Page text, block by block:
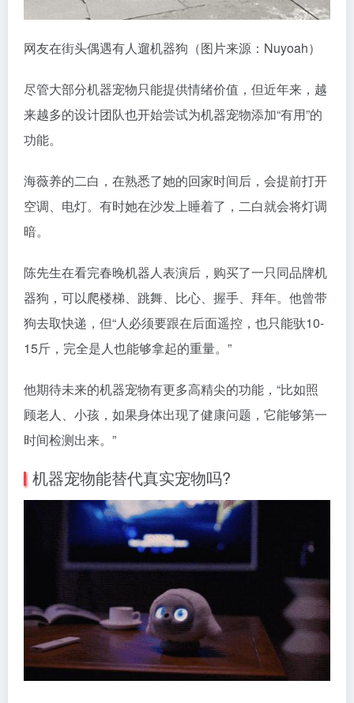
网友在街头偶遇有人遛机器狗（图片来源：Nuyoah）
尽管大部分机器宠物只能提供情绪价值，但近年来，越
来越多的设计团队也开始尝试为机器宠物添加“有用”的
功能。
海薇养的二白，在熟悉了她的回家时间后，会提前打开
空调、电灯。有时她在沙发上睡着了，二白就会将灯调
暗。
陈先生在看完春晚机器人表演后，购买了一只同品牌机
器狗，可以爬楼梯、跳舞、比心、握手、拜年。他曾带
狗去取快递，但“人必须要跟在后面遥控，也只能驮10-
15斤，完全是人也能够拿起的重量。”
他期待未来的机器宠物有更多高精尖的功能，“比如照
顾老人、小孩，如果身体出现了健康问题，它能够第一
时间检测出来。”
机器宠物能替代真实宠物吗?